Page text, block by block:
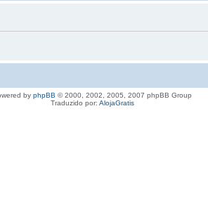
by phpBB © 2000, 2002, 2005, 2007 phpBB Group
Traduzido por: AlojaGratis